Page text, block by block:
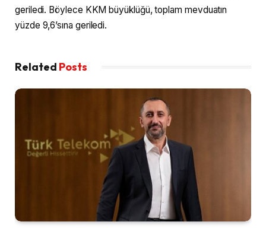
geriledi. Böylece KKM büyüklüğü, toplam mevduatın
yüzde 9,6’sına geriledi.
Related Posts